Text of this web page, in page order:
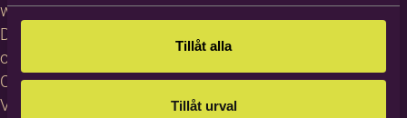
Tillåt alla
Tillåt urval
webbplatsen
Dataskydd
och GDPR
Cookies
Visselblåsning